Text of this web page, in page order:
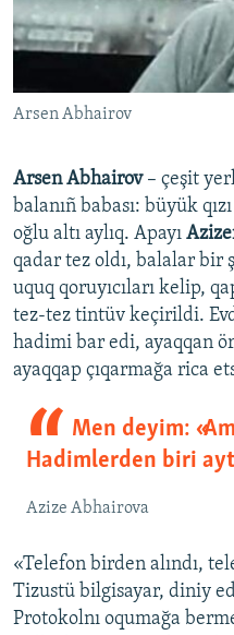
Arsen Abhairov
Arsen Abhairov – çeşit
balanıñ babası: büyük
oğlu altı aylıq. Apayı
qadar tez oldı, balalar bir
uquq qoruyıcıları kelip,
tez-tez tintüv keçirildi.
hadimi bar edi, ayaqqan
ayaqqap çıqarmağa rica
Men deyim:
Hadimlerden biri
Azize Abhairova
«Telefon birden alındı,
Tizustü bilgisayar, diniy
Protokolnı oqumağa